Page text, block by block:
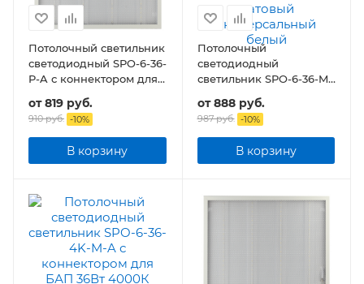
Потолочный светильник
светодиодный SPO-6-36-
P-A с коннектором для
БАП 36Вт 3060Лм IP40
595x595x19 призма
от819 руб.
910 руб. -10%
В корзину
Потолочный
светодиодный
светильник SPO-6-36-M
595x595x19 36Вт 3060Лм
матовый
универсальный белый
от888 руб.
987 руб. -10%
В корзину